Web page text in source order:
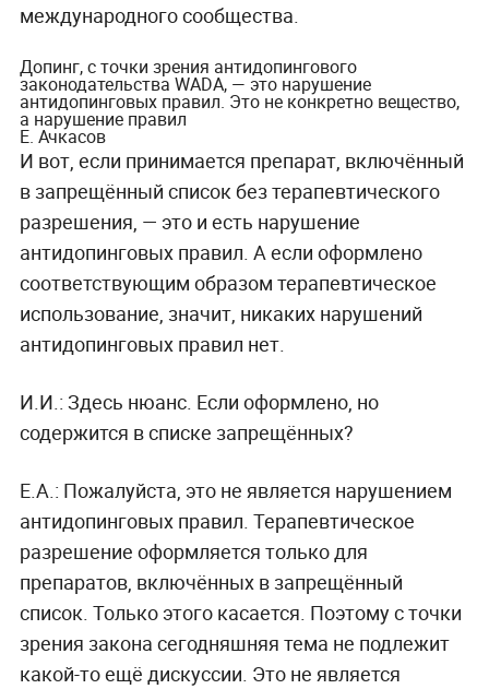
международного сообщества.
Допинг, с точки зрения антидопингового
законодательства WADA, — это нарушение
антидопинговых правил. Это не конкретно вещество,
а нарушение правил
Е. Ачкасов
И вот, если принимается препарат, включённый
в запрещённый список без терапевтического
разрешения, — это и есть нарушение
антидопинговых правил. А если оформлено
соответствующим образом терапевтическое
использование, значит, никаких нарушений
антидопинговых правил нет.
И.И.: Здесь нюанс. Если оформлено, но
содержится в списке запрещённых?
Е.А.: Пожалуйста, это не является нарушением
антидопинговых правил. Терапевтическое
разрешение оформляется только для
препаратов, включённых в запрещённый
список. Только этого касается. Поэтому с точки
зрения закона сегодняшняя тема не подлежит
какой-то ещё дискуссии. Это не является